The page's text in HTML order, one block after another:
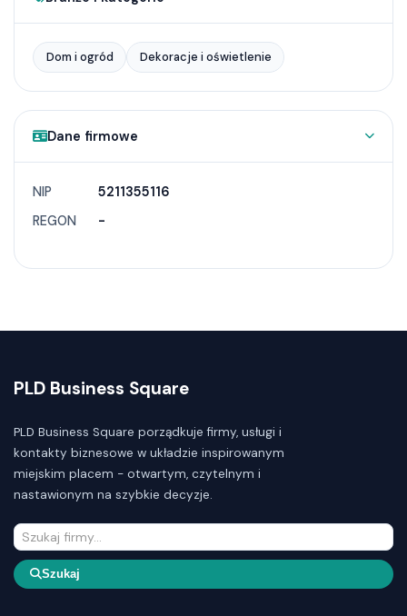
Dom i ogród Dekoracje i oświetlenie
Dane firmowe
NIP
5211355116
REGON
-
PLD Business Square
PLD Business Square porządkuje firmy, usługi i
kontakty biznesowe w układzie inspirowanym
miejskim placem - otwartym, czytelnym i
nastawionym na szybkie decyzje.
Szukaj